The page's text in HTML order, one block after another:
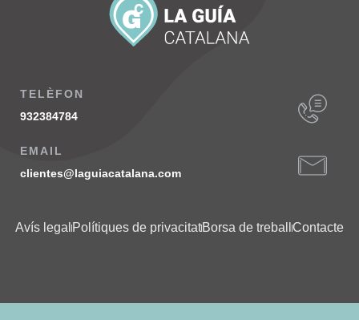
TELÈFON
932384784
EMAIL
clientes@laguiacatalana.com
Avís legal Polítiques de privacitatBorsa de treball Contacte